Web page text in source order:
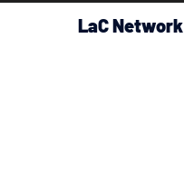
LaC Network